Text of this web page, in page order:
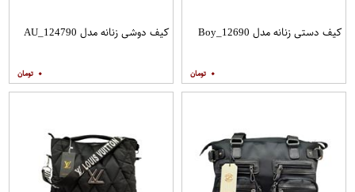
کیف دستی زنانه مدل Boy_12690
۰
کیف دوشی زنانه مدل AU_124790
۰